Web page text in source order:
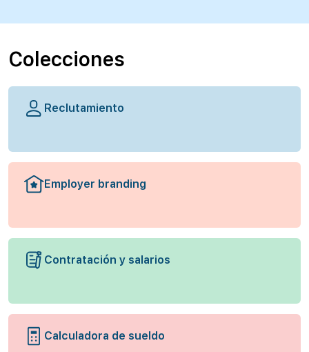
Colecciones
Reclutamiento
Employer branding
Contratación y salarios
Calculadora de sueldo